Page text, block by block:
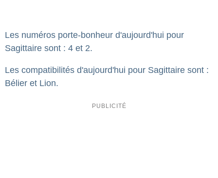
Les numéros porte-bonheur d'aujourd'hui pour
Sagittaire sont : 4 et 2.
Les compatibilités d'aujourd'hui pour Sagittaire sont :
Bélier et Lion.